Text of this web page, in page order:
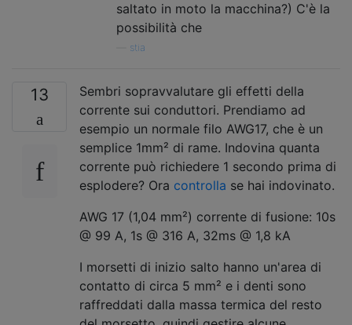
saltato in moto la macchina?) C'è la
possibilità che
stia
13
Sembri sopravvalutare gli effetti della
corrente sui conduttori. Prendiamo ad
esempio un normale filo AWG17, che è un
semplice 1mm² di rame. Indovina quanta
corrente può richiedere 1 secondo prima di
esplodere? Ora controlla se hai indovinato.
AWG 17 (1,04 mm²) corrente di fusione: 10s
@ 99 A, 1s @ 316 A, 32ms @ 1,8 kA
I morsetti di inizio salto hanno un'area di
contatto di circa 5 mm² e i denti sono
raffreddati dalla massa termica del resto